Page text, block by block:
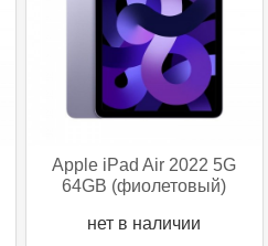
Apple iPad Air 2022 5G
64GB (фиолетовый)
нет в наличии